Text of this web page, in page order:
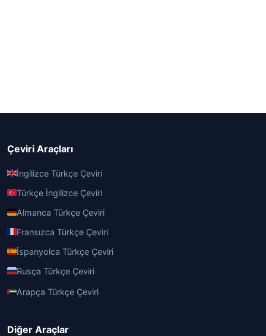
Çeviri Araçları
İngilizce Türkçe Çeviri
Türkçe İngilizce Çeviri
Almanca Türkçe Çeviri
Fransızca Türkçe Çeviri
İspanyolca Türkçe Çeviri
Rusça Türkçe Çeviri
Arapça Türkçe Çeviri
Diğer Araçlar